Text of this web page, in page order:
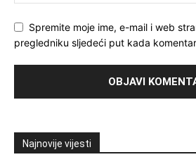
Spremite moje ime, e-mail i web
pregledniku sljedeći put kada
Najnovije vijesti